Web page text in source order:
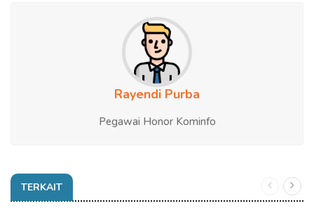
Rayendi Purba
Pegawai Honor Kominfo
TERKAIT